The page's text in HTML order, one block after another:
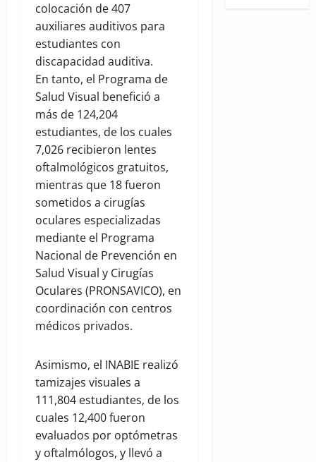
colocación de 407
auxiliares auditivos para
estudiantes con
discapacidad auditiva.
En tanto, el Programa de
Salud Visual benefició a
más de 124,204
estudiantes, de los cuales
7,026 recibieron lentes
oftalmológicos gratuitos,
mientras que 18 fueron
sometidos a cirugías
oculares especializadas
mediante el Programa
Nacional de Prevención en
Salud Visual y Cirugías
Oculares (PRONSAVICO), en
coordinación con centros
médicos privados.
Asimismo, el INABIE realizó
tamizajes visuales a
111,804 estudiantes, de los
cuales 12,400 fueron
evaluados por optómetras
y oftalmólogos, y llevó a